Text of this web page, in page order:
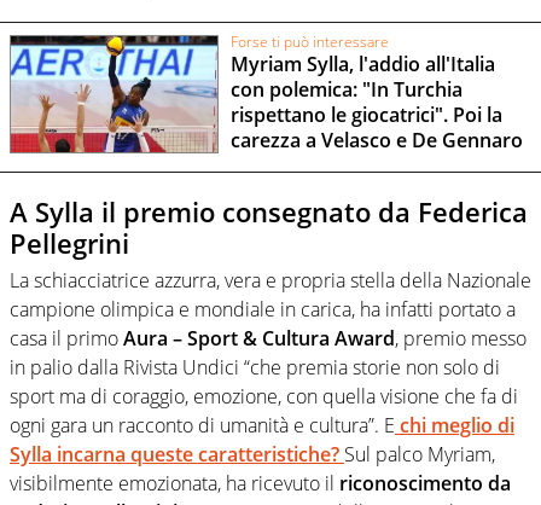
Forse ti può interessare
Myriam Sylla, l'addio all'Italia
con polemica: "In Turchia
rispettano le giocatrici". Poi la
carezza a Velasco e De Gennaro
A Sylla il premio consegnato da Federica
Pellegrini
La schiacciatrice azzurra, vera e propria stella della Nazionale
campione olimpica e mondiale in carica, ha infatti portato a
casa il primoAura – Sport & Cultura Award, premio messo
in palio dalla Rivista Undici “che premia storie non solo di
sport ma di coraggio, emozione, con quella visione che fa di
ogni gara un racconto di umanità e cultura”. E chi meglio di
Sylla incarna queste caratteristiche? Sul palco Myriam,
visibilmente emozionata, ha ricevuto il riconoscimento da